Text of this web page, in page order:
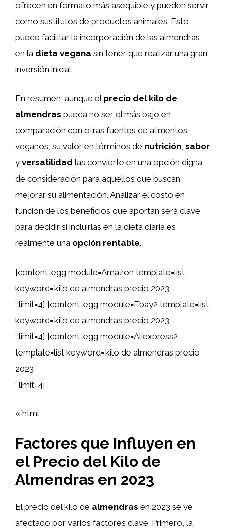
ofrecen en formato más asequible y pueden servir
como sustitutos de productos animales. Esto
puede facilitar la incorporación de las almendras
en la dieta vegana sin tener que realizar una gran
inversión inicial.
En resumen, aunque el precio del kilo de
almendras pueda no ser el más bajo en
comparación con otras fuentes de alimentos
veganos, su valor en términos de nutrición, sabor
y versatilidad las convierte en una opción digna
de consideración para aquellos que buscan
mejorar su alimentación. Analizar el costo en
función de los beneficios que aportan será clave
para decidir si incluirlas en la dieta diaria es
realmente una opción rentable.
[content-egg module=Amazon template=list
keyword=’kilo de almendras precio 2023
‘ limit=4] [content-egg module=Ebay2 template=list
keyword=’kilo de almendras precio 2023
‘ limit=4] [content-egg module=Aliexpress2
template=list keyword=’kilo de almendras precio
2023
‘ limit=4]
«`html
Factores que Influyen en
el Precio del Kilo de
Almendras en 2023
El precio del kilo de almendras en 2023 se ve
afectado por varios factores clave. Primero, la